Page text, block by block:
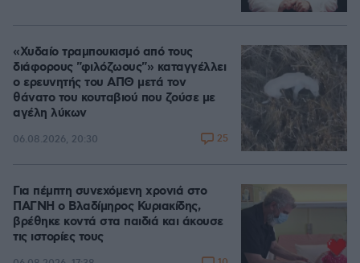
«Χυδαίο τραμπουκισμό από τους
διάφορους "φιλόζωους"» καταγγέλλει
ο ερευνητής του ΑΠΘ μετά τον
θάνατο του κουταβιού που ζούσε με
αγέλη λύκων
06.08.2026, 20:30 25
Για πέμπτη συνεχόμενη χρονιά στο
ΠΑΓΝΗ ο Βλαδίμηρος Κυριακίδης,
βρέθηκε κοντά στα παιδιά και άκουσε
τις ιστορίες τους